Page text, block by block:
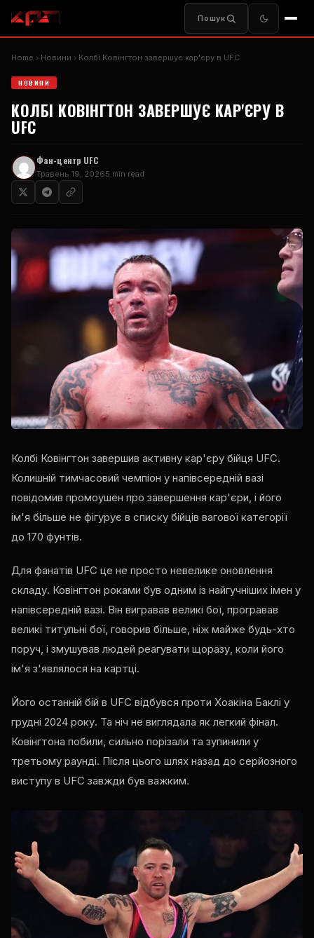
Пошук
Home Новини Колбі Ковінгтон завершує кар'єру в UFC
НОВИНИ
КОЛБІ КОВІНГТОН ЗАВЕРШУЄ КАР'ЄРУ В
UFC
Фан-центр UFC
Травень 19, 20265 min read
Колбі Ковінгтон завершив активну кар'єру бійця UFC.
Колишній тимчасовий чемпіон у напівсередній вазі
повідомив промоушен про завершення кар'єри, і його
ім'я більше не фігурує в списку бійців вагової категорії
до 170 фунтів.
Для фанатів UFC це не просто невелике оновлення
складу. Ковінгтон роками був одним із найгучніших імен у
напівсередній вазі. Він вигравав великі бої, програвав
великі титульні бої, говорив більше, ніж майже будь-хто
поруч, і змушував людей реагувати щоразу, коли його
ім'я з'являлося на картці.
Його останній бій в UFC відбувся проти Хоакіна Баклі у
грудні 2024 року. Та ніч не виглядала як легкий фінал.
Ковінгтона побили, сильно порізали та зупинили у
третьому раунді. Після цього шлях назад до серйозного
виступу в UFC завжди був важким.